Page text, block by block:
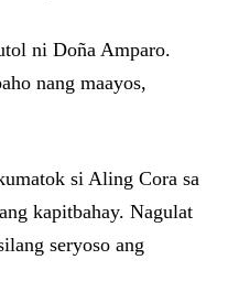
ni Doña Amparo.
nang maayos,
si Aling Cora sa
kapitbahay. Nagulat
seryoso ang